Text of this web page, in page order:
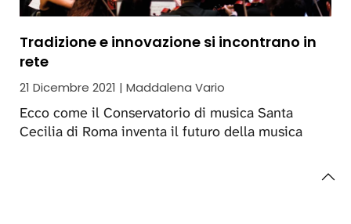
Tradizione e innovazione si incontrano in
rete
21 Dicembre 2021 | Maddalena Vario
Ecco come il Conservatorio di musica Santa
Cecilia di Roma inventa il futuro della musica